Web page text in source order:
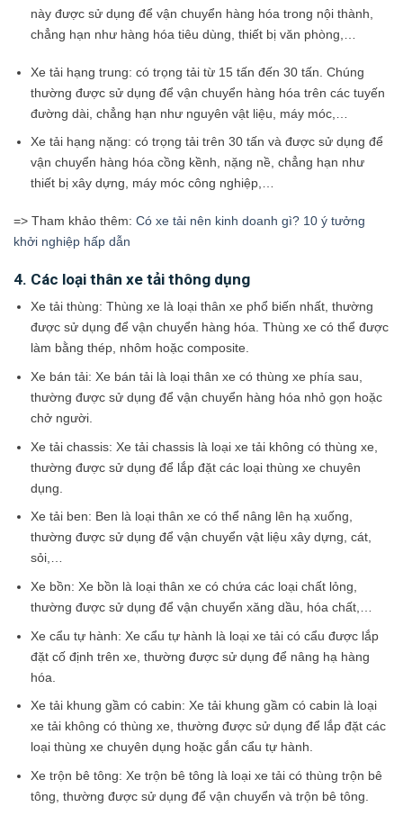
này được sử dụng để vận chuyển hàng hóa trong nội thành,
chẳng hạn như hàng hóa tiêu dùng, thiết bị văn phòng,…
Xe tải hạng trung: có trọng tải từ 15 tấn đến 30 tấn. Chúng
thường được sử dụng để vận chuyển hàng hóa trên các tuyến
đường dài, chẳng hạn như nguyên vật liệu, máy móc,…
Xe tải hạng nặng: có trọng tải trên 30 tấn và được sử dụng để
vận chuyển hàng hóa cồng kềnh, nặng nề, chẳng hạn như
thiết bị xây dựng, máy móc công nghiệp,…
=> Tham khảo thêm: Có xe tải nên kinh doanh gì? 10 ý tưởng
khởi nghiệp hấp dẫn
4. Các loại thân xe tải thông dụng
Xe tải thùng: Thùng xe là loại thân xe phổ biến nhất, thường
được sử dụng để vận chuyển hàng hóa. Thùng xe có thể được
làm bằng thép, nhôm hoặc composite.
Xe bán tải: Xe bán tải là loại thân xe có thùng xe phía sau,
thường được sử dụng để vận chuyển hàng hóa nhỏ gọn hoặc
chở người.
Xe tải chassis: Xe tải chassis là loại xe tải không có thùng xe,
thường được sử dụng để lắp đặt các loại thùng xe chuyên
dụng.
Xe tải ben: Ben là loại thân xe có thể nâng lên hạ xuống,
thường được sử dụng để vận chuyển vật liệu xây dựng, cát,
sỏi,…
Xe bồn: Xe bồn là loại thân xe có chứa các loại chất lỏng,
thường được sử dụng để vận chuyển xăng dầu, hóa chất,…
Xe cẩu tự hành: Xe cẩu tự hành là loại xe tải có cẩu được lắp
đặt cố định trên xe, thường được sử dụng để nâng hạ hàng
hóa.
Xe tải khung gầm có cabin: Xe tải khung gầm có cabin là loại
xe tải không có thùng xe, thường được sử dụng để lắp đặt các
loại thùng xe chuyên dụng hoặc gắn cẩu tự hành.
Xe trộn bê tông: Xe trộn bê tông là loại xe tải có thùng trộn bê
tông, thường được sử dụng để vận chuyển và trộn bê tông.